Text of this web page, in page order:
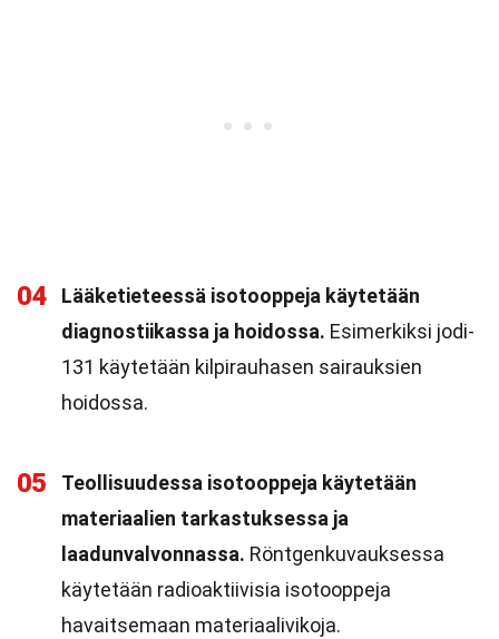
04
Lääketieteessä isotooppeja käytetään
diagnostiikassa ja hoidossa. Esimerkiksi jodi-
131 käytetään kilpirauhasen sairauksien
hoidossa.
05
Teollisuudessa isotooppeja käytetään
materiaalien tarkastuksessa ja
laadunvalvonnassa. Röntgenkuvauksessa
käytetään radioaktiivisia isotooppeja
havaitsemaan materiaalivikoja.